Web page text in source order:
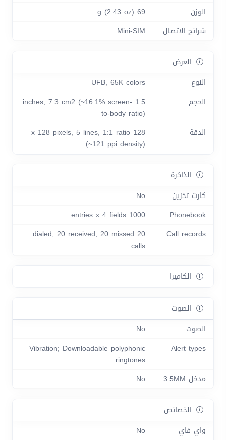
الوزن
69 g (2.43 oz)
شرائح الاتصال
Mini-SIM
العرض
النوع
UFB, 65K colors
الحجم
1.5 inches, 7.3 cm2 (~16.1% screen-
to-body ratio)
الدقة
128 x 128 pixels, 5 lines, 1:1 ratio
(~121 ppi density)
الذاكرة
كارت تخزين
No
Phonebook
1000 entries x 4 fields
Call records
20 dialed, 20 received, 20 missed
calls
الكاميرا
الصوت
الصوت
No
Alert types
Vibration; Downloadable polyphonic
ringtones
مدخل 3.5MM
No
الخصائص
واي فاي
No